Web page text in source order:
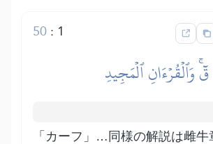
1
:
50
قٓۚ وَٱلۡقُرۡءَانِ ٱلۡمَجِيدِ
「カーフ」…同様の解説は雌牛